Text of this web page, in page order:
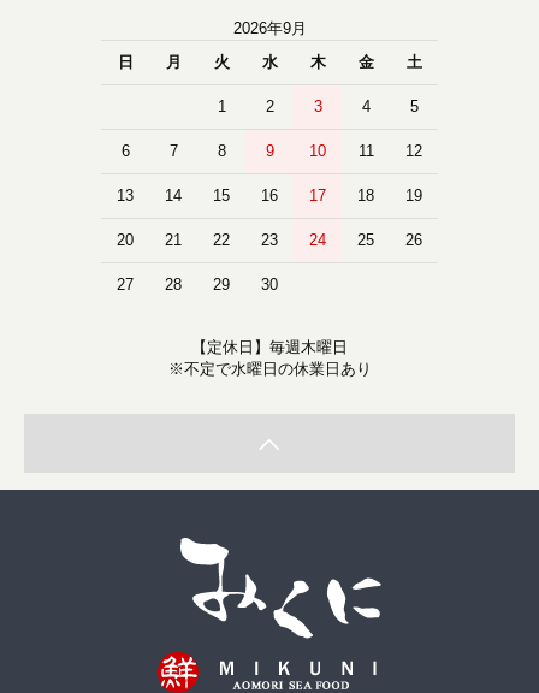
2026年9月
日
月 火 水 木 金 土
1 2 3 4 5
6 7 8 9 10 11 12
13 14 15 16 17 18 19
20 21 22 23 24 25 26
27 28 29 30
【定休日】毎週木曜日
※不定で水曜日の休業日あり